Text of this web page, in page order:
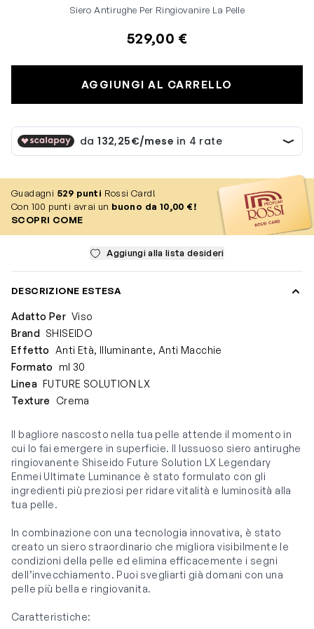
Siero Antirughe Per Ringiovanire La Pelle
529,00 €
AGGIUNGI AL CARRELLO
Guadagni 529 punti Rossi Card!
Con 100 punti avrai un buono da 10,00 €!
SCOPRI COME
Aggiungi alla lista desideri
DESCRIZIONE ESTESA
Adatto Per Viso
Brand SHISEIDO
Effetto Anti Età, Illuminante, Anti Macchie
Formato
ml 30
Linea FUTURE SOLUTION LX
Texture
Crema
Il bagliore nascosto nella tua pelle attende il momento in
cui lo fai emergere in superficie. Il lussuoso siero antirughe
ringiovanente Shiseido Future Solution LX Legendary
Enmei Ultimate Luminance è stato formulato con gli
ingredienti più preziosi per ridare vitalità e luminosità alla
tua pelle.
In combinazione con una tecnologia innovativa, è stato
creato un siero straordinario che migliora visibilmente le
condizioni della pelle ed elimina efficacemente i segni
dell’invecchiamento. Puoi svegliarti già domani con una
pelle più bella e ringiovanita.
Caratteristiche: